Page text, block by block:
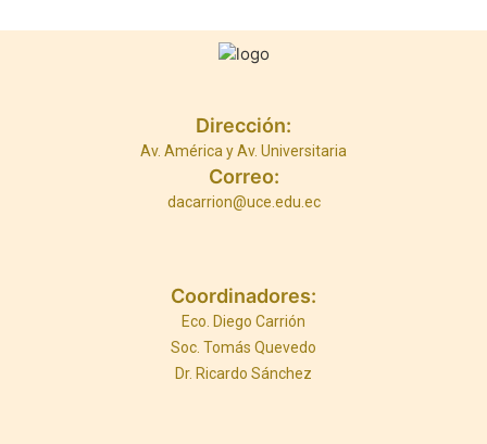
Dirección:
Av. América y Av. Universitaria
Correo:
dacarrion@uce.edu.ec
Coordinadores:
Eco. Diego Carrión
Soc. Tomás Quevedo
Dr. Ricardo Sánchez